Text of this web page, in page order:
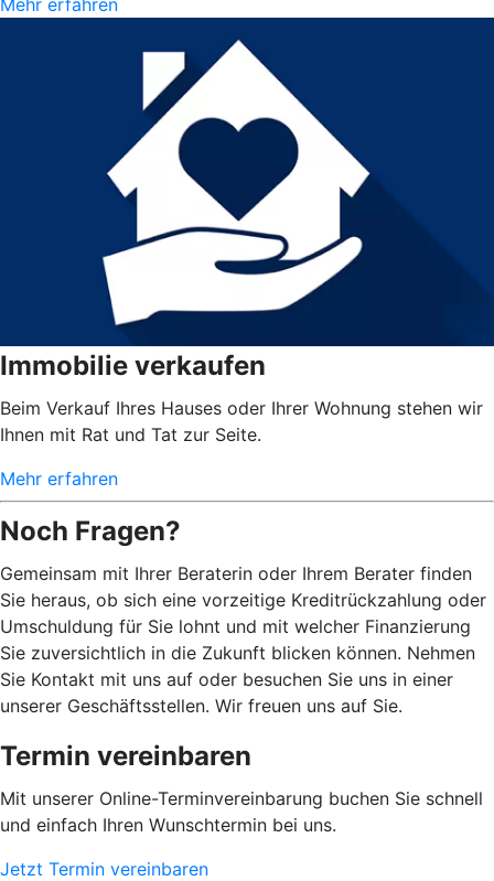
Mehr erfahren
Immobilie verkaufen
Beim Verkauf Ihres Hauses oder Ihrer Wohnung stehen wir
Ihnen mit Rat und Tat zur Seite.
Mehr erfahren
Noch Fragen?
Gemeinsam mit Ihrer Beraterin oder Ihrem Berater finden
Sie heraus, ob sich eine vorzeitige Kreditrückzahlung oder
Umschuldung für Sie lohnt und mit welcher Finanzierung
Sie zuversichtlich in die Zukunft blicken können. Nehmen
Sie Kontakt mit uns auf oder besuchen Sie uns in einer
unserer Geschäftsstellen. Wir freuen uns auf Sie.
Termin vereinbaren
Mit unserer Online-Terminvereinbarung buchen Sie schnell
und einfach Ihren Wunschtermin bei uns.
Jetzt Termin vereinbaren